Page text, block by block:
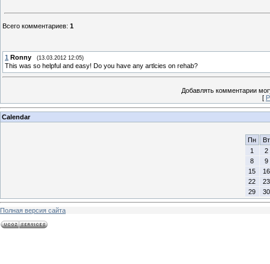
Всего комментариев: 1
1 Ronny (13.03.2012 12:05)
This was so helpful and easy! Do you have any artlcies on rehab?
Добавлять комментарии
[
Calendar
Пн
Вт
1
2
8
9
15
16
22
23
29
30
Полная версия сайта